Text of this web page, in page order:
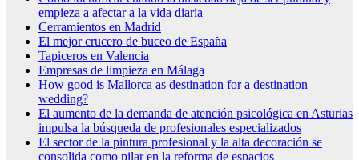
empieza a afectar a la vida diaria
Cerramientos en Madrid
El mejor crucero de buceo de España
Tapiceros en Valencia
Empresas de limpieza en Málaga
How good is Mallorca as destination for a destination
wedding?
El aumento de la demanda de atención psicológica en Asturias
impulsa la búsqueda de profesionales especializados
El sector de la pintura profesional y la alta decoración se
consolida como pilar en la reforma de espacios